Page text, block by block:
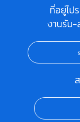
ที่อยู่ไป
งานรับ